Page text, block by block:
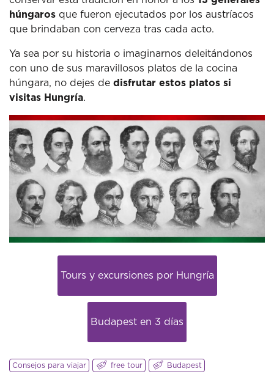
húngaros que fueron ejecutados por los austríacos
que brindaban con cerveza tras cada acto.
Ya sea por su historia o imaginarnos deleitándonos
con uno de sus maravillosos platos de la cocina
húngara, no dejes de disfrutar estos platos si
visitas Hungría.
Tours y excursiones por Hungría
Budapest en 3 días
Consejos para viajar free tour Budapest